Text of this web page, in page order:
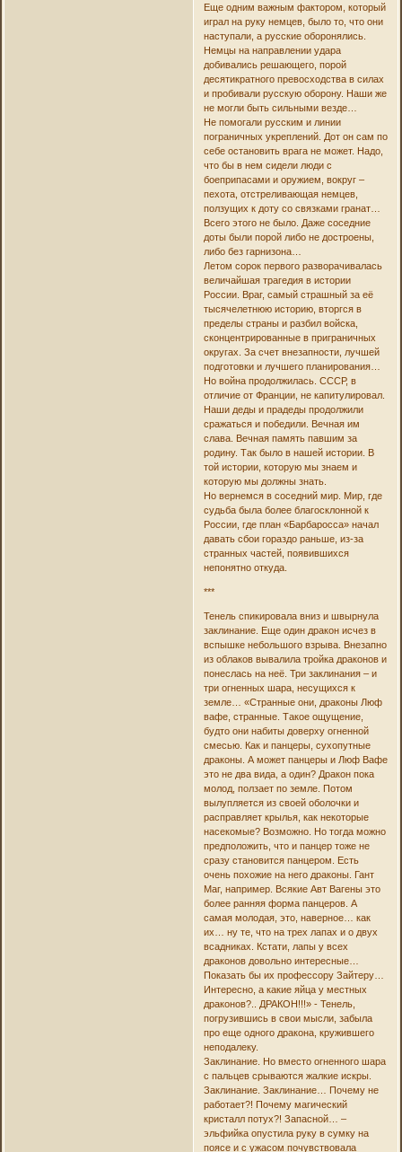
Еще одним важным фактором, который
играл на руку немцев, было то, что они
наступали, а русские оборонялись.
Немцы на направлении удара
добивались решающего, порой
десятикратного превосходства в силах
и пробивали русскую оборону. Наши же
не могли быть сильными везде…
Не помогали русским и линии
пограничных укреплений. Дот он сам по
себе остановить врага не может. Надо,
что бы в нем сидели люди с
боеприпасами и оружием, вокруг –
пехота, отстреливающая немцев,
ползущих к доту со связками гранат…
Всего этого не было. Даже соседние
доты были порой либо не достроены,
либо без гарнизона…
Летом сорок первого разворачивалась
величайшая трагедия в истории
России. Враг, самый страшный за её
тысячелетнюю историю, вторгся в
пределы страны и разбил войска,
сконцентрированные в приграничных
округах. За счет внезапности, лучшей
подготовки и лучшего планирования…
Но война продолжилась. СССР, в
отличие от Франции, не капитулировал.
Наши деды и прадеды продолжили
сражаться и победили. Вечная им
слава. Вечная память павшим за
родину. Так было в нашей истории. В
той истории, которую мы знаем и
которую мы должны знать.
Но вернемся в соседний мир. Мир, где
судьба была более благосклонной к
России, где план «Барбаросса» начал
давать сбои гораздо раньше, из-за
странных частей, появившихся
непонятно откуда.
***
Тенель спикировала вниз и швырнула
заклинание. Еще один дракон исчез в
вспышке небольшого взрыва. Внезапно
из облаков вывалила тройка драконов и
понеслась на неё. Три заклинания – и
три огненных шара, несущихся к
земле… «Странные они, драконы Люф
вафе, странные. Такое ощущение,
будто они набиты доверху огненной
смесью. Как и панцеры, сухопутные
драконы. А может панцеры и Люф Вафе
это не два вида, а один? Дракон пока
молод, ползает по земле. Потом
вылупляется из своей оболочки и
расправляет крылья, как некоторые
насекомые? Возможно. Но тогда можно
предположить, что и панцер тоже не
сразу становится панцером. Есть
очень похожие на него драконы. Гант
Маг, например. Всякие Авт Вагены это
более ранняя форма панцеров. А
самая молодая, это, наверное… как
их… ну те, что на трех лапах и о двух
всадниках. Кстати, лапы у всех
драконов довольно интересные…
Показать бы их профессору Зайтеру…
Интересно, а какие яйца у местных
драконов?.. ДРАКОН!!!» - Тенель,
погрузившись в свои мысли, забыла
про еще одного дракона, кружившего
неподалеку.
Заклинание. Но вместо огненного шара
с пальцев срываются жалкие искры.
Заклинание. Заклинание… Почему не
работает?! Почему магический
кристалл потух?! Запасной… –
эльфийка опустила руку в сумку на
поясе и с ужасом почувствовала